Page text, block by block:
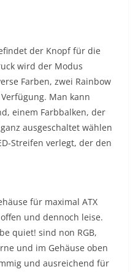
der Knopf für die
wird der Modus
Farben, zwei Rainbow
Man kann
einem Farbbalken, der
ausgeschaltet wählen
Streifen verlegt, der den
für maximal ATX
und dennoch leise.
quiet! sind non RGB,
und im Gehäuse oben
und ausreichend für